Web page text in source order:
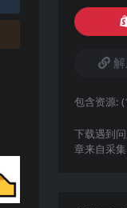
包含资源:
下载遇到
章来自采